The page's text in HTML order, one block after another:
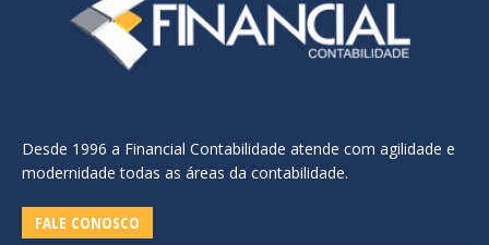
Desde 1996 a Financial Contabilidade atende com agilidade e
modernidade todas as áreas da contabilidade.
FALE CONOSCO